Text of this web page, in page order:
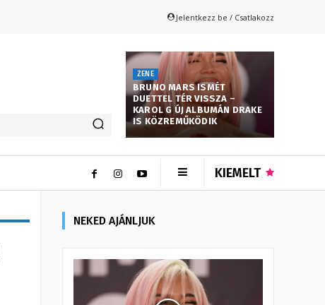
Jelentkezz be / Csatlakozz
ZENE
BRUNO MARS ISMÉT
DUETTEL TÉR VISSZA –
KAROL G ÚJ ALBUMÁN DRAKE
IS KÖZREMŰKÖDIK
KIEMELT
NEKED AJÁNLJUK